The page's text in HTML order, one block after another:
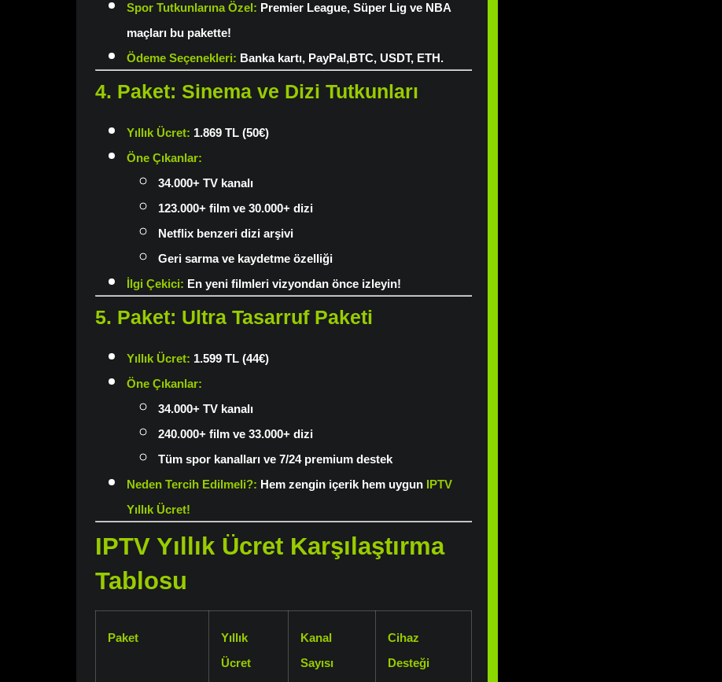
Spor Tutkunlarına Özel: Premier League, Süper Lig ve NBA
maçları bu pakette!
Ödeme Seçenekleri: Banka kartı, PayPal,BTC, USDT, ETH.
4. Paket: Sinema ve Dizi Tutkunları
Yıllık Ücret: 1.869 TL (50€)
Öne Çıkanlar:
34.000+ TV kanalı
123.000+ film ve 30.000+ dizi
Netflix benzeri dizi arşivi
Geri sarma ve kaydetme özelliği
İlgi Çekici: En yeni filmleri vizyondan önce izleyin!
5. Paket: Ultra Tasarruf Paketi
Yıllık Ücret: 1.599 TL (44€)
Öne Çıkanlar:
34.000+ TV kanalı
240.000+ film ve 33.000+ dizi
Tüm spor kanalları ve 7/24 premium destek
Neden Tercih Edilmeli?: Hem zengin içerik hem uygun IPTV
Yıllık Ücret!
IPTV Yıllık Ücret Karşılaştırma
Tablosu
Paket
Yıllık
Ücret
Kanal
Sayısı
Cihaz
Desteği